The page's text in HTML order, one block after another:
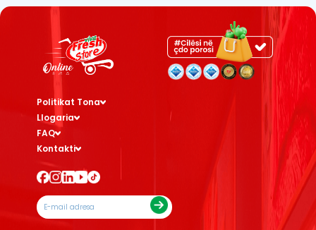
Politikat Tona
Llogaria
FAQ
Kontakti